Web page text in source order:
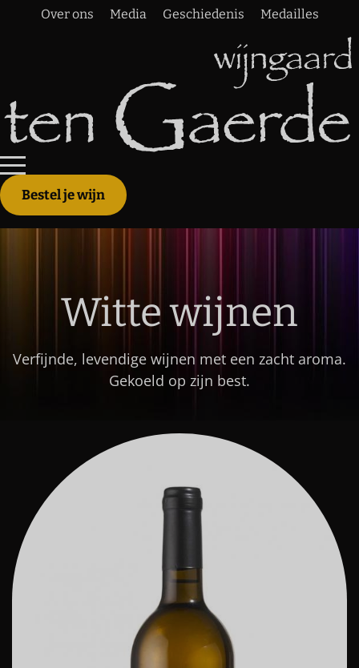
Over ons Media Geschiedenis Medailles
Bestel je wijn
Witte wijnen
Verfijnde, levendige wijnen met een zacht aroma.
Gekoeld op zijn best.